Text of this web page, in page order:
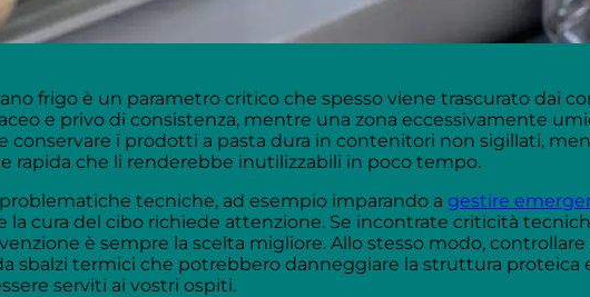
frigo è un parametro critico che spesso viene trascurato dai
e privo di consistenza, mentre una zona eccessivamente
conservare i prodotti a pasta dura in contenitori non sigillati,
rapida che li renderebbe inutilizzabili in poco tempo.
tecniche, ad esempio imparando a gestire
la cura del cibo richiede attenzione. Se incontrate criticità
è sempre la scelta migliore. Allo stesso modo,
sbalzi termici che potrebbero danneggiare la struttura
serviti ai vostri ospiti.